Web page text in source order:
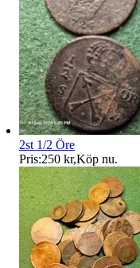
2st 1/2 Öre
Pris:250 kr,Köp nu.